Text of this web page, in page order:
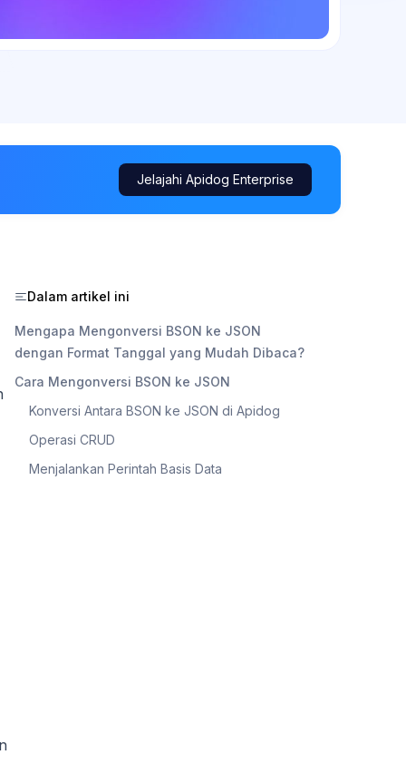
Jelajahi Apidog Enterprise
Dalam artikel ini
Mengapa Mengonversi BSON ke JSON
dengan Format Tanggal yang Mudah Dibaca?
Cara Mengonversi BSON ke JSON
Konversi Antara BSON ke JSON di Apidog
Operasi CRUD
Menjalankan Perintah Basis Data